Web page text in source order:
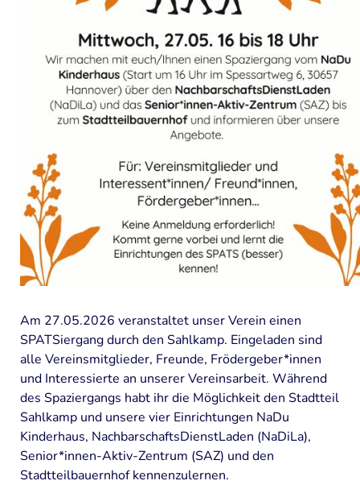
Am 27.05.2026 veranstaltet unser Verein einen
SPATSiergang durch den Sahlkamp. Eingeladen sind
alle Vereinsmitglieder, Freunde, Frödergeber*innen
und Interessierte an unserer Vereinsarbeit. Während
des Spaziergangs habt ihr die Möglichkeit den Stadtteil
Sahlkamp und unsere vier Einrichtungen NaDu
Kinderhaus, NachbarschaftsDienstLaden (NaDiLa),
Senior*innen-Aktiv-Zentrum (SAZ) und den
Stadtteilbauernhof kennenzulernen.